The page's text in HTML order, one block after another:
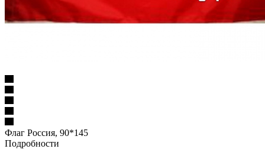
Флаг Россия, 90*145
Подробности